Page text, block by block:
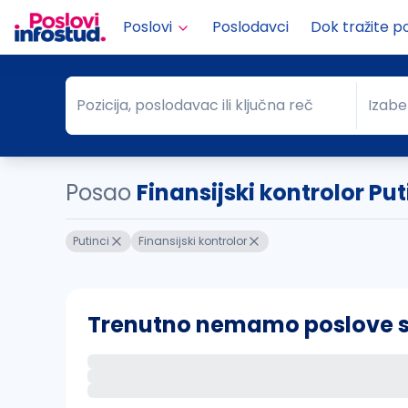
Poslovi Poslodavci Dok tražite
Pozicija, poslodavac ili ključna reč
Pozicija, poslodavac ili ključna reč Grad
Posao Finansijski kontrolor
Putinci Finansijski kontrolor
Trenutno nemamo poslove